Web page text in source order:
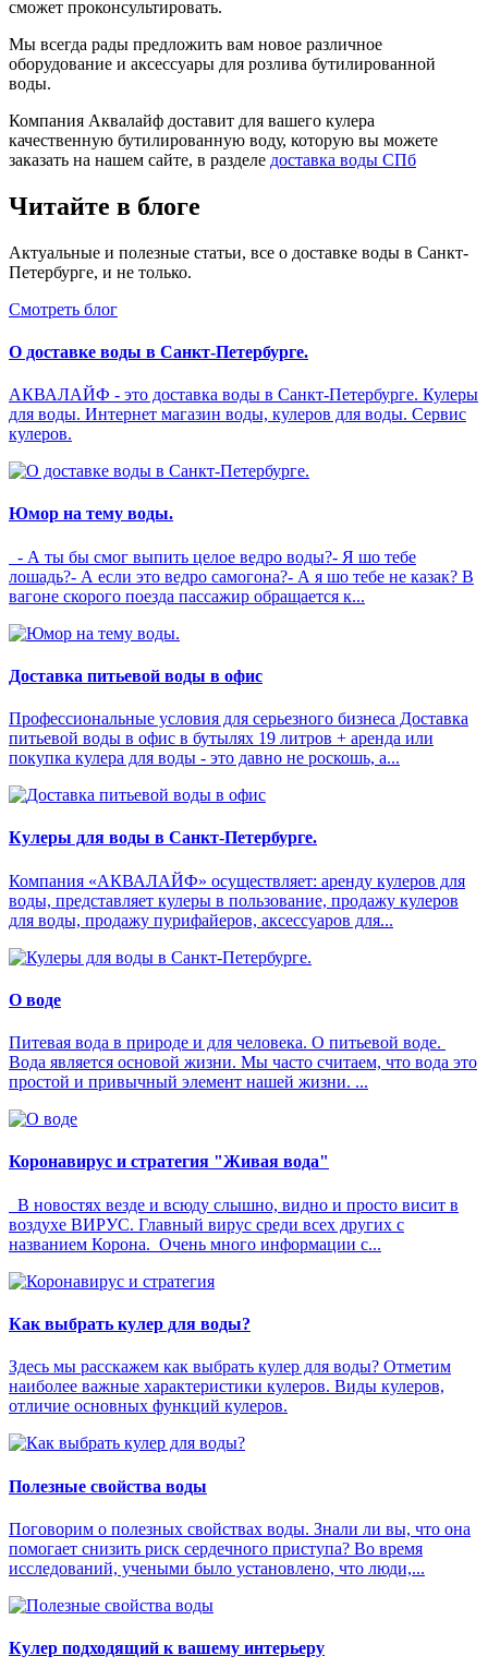
сможет проконсультировать.
Мы всегда рады предложить вам новое различное
оборудование и аксессуары для розлива бутилированной
воды.
Компания Аквалайф доставит для вашего кулера
качественную бутилированную воду, которую вы можете
заказать на нашем сайте, в разделе доставка воды СПб
Читайте в блоге
Актуальные и полезные статьи, все о доставке воды в Санкт-
Петербурге, и не только.
Смотреть блог
О доставке воды в Санкт-Петербурге.
АКВАЛАЙФ - это доставка воды в Санкт-Петербурге. Кулеры
для воды. Интернет магазин воды, кулеров для воды. Сервис
кулеров.
Юмор на тему воды.
- А ты бы смог выпить целое ведро воды?- Я шо тебе
лошадь?- А если это ведро самогона?- А я шо тебе не казак? В
вагоне скорого поезда пассажир обращается к...
Доставка питьевой воды в офис
Профессиональные условия для серьезного бизнеса Доставка
питьевой воды в офис в бутылях 19 литров + аренда или
покупка кулера для воды - это давно не роскошь, а...
Кулеры для воды в Санкт-Петербурге.
Компания «АКВАЛАЙФ» осуществляет: аренду кулеров для
воды, представляет кулеры в пользование, продажу кулеров
для воды, продажу пурифайеров, аксессуаров для...
О воде
Питевая вода в природе и для человека. О питьевой воде.
Вода является основой жизни. Мы часто считаем, что вода это
простой и привычный элемент нашей жизни. ...
Коронавирус и стратегия "Живая вода"
В новостях везде и всюду слышно, видно и просто висит в
воздухе ВИРУС. Главный вирус среди всех других с
названием Корона. Очень много информации с...
Как выбрать кулер для воды?
Здесь мы расскажем как выбрать кулер для воды? Отметим
наиболее важные характеристики кулеров. Виды кулеров,
отличие основных функций кулеров.
Полезные свойства воды
Поговорим о полезных свойствах воды. Знали ли вы, что она
помогает снизить риск сердечного приступа? Во время
исследований, учеными было установлено, что люди,...
Кулер подходящий к вашему интерьеру